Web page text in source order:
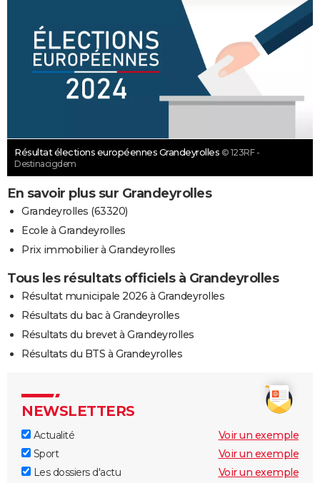
Résultat élections européennes Grandeyrolles © 123RF -
Destinacigdem
En savoir plus sur Grandeyrolles
Grandeyrolles (63320)
Ecole à Grandeyrolles
Prix immobilier à Grandeyrolles
Tous les résultats officiels à Grandeyrolles
Résultat municipale 2026 à Grandeyrolles
Résultats du bac à Grandeyrolles
Résultats du brevet à Grandeyrolles
Résultats du BTS à Grandeyrolles
NEWSLETTERS
Actualité
Voir un exemple
Sport
Voir un exemple
Les dossiers d'actu
Voir un exemple